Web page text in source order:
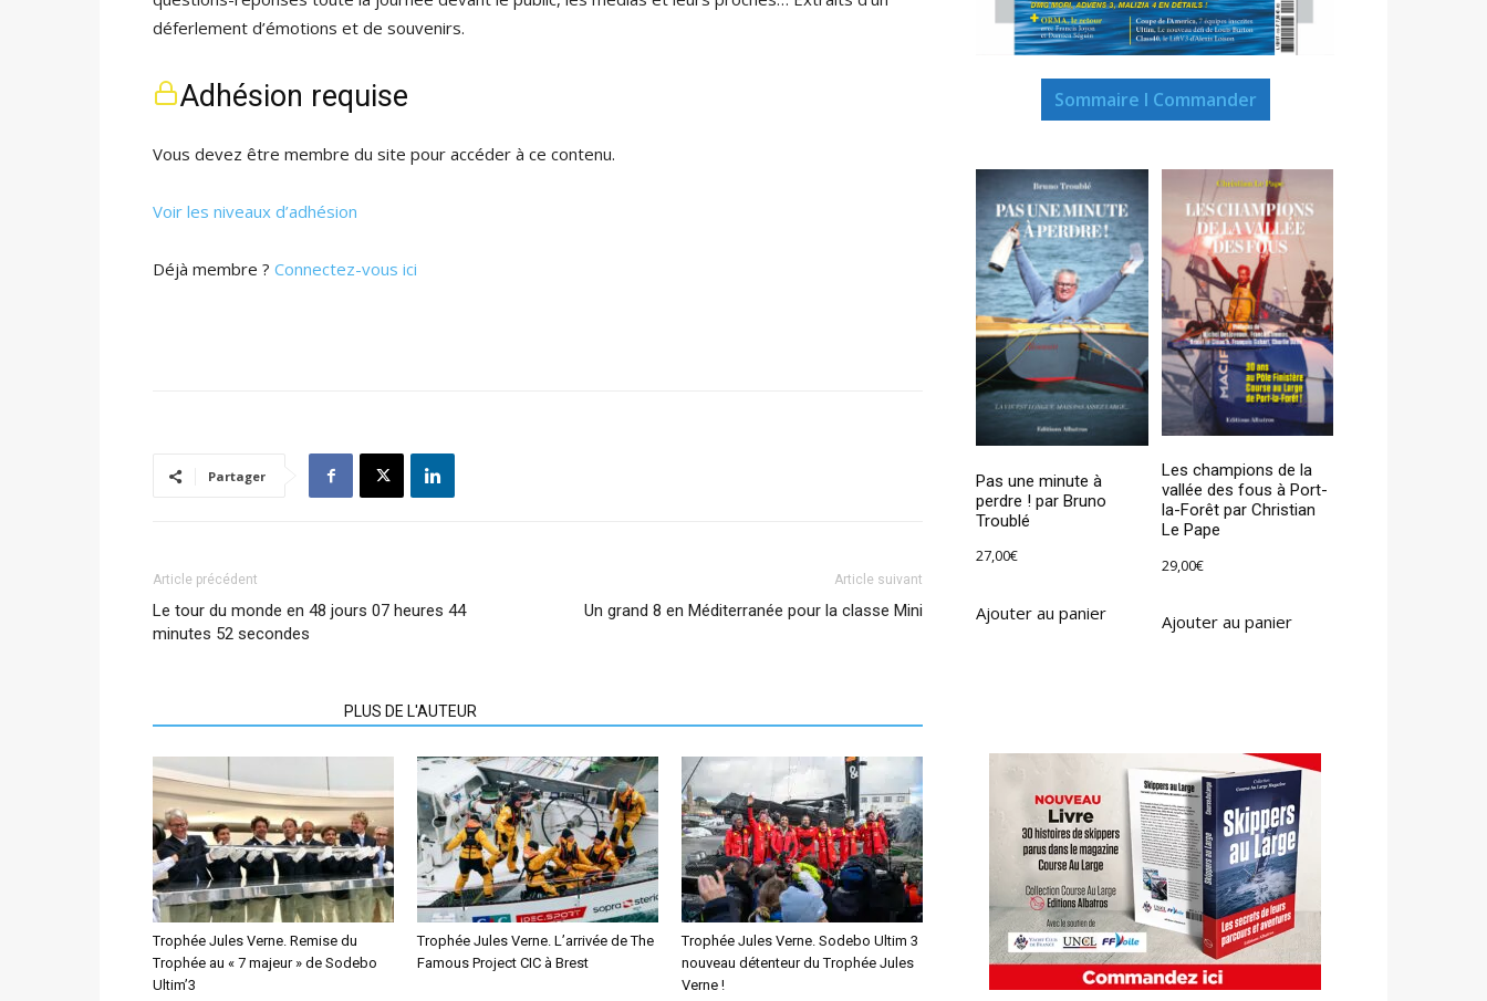
déferlement d’émotions et de souvenirs.
Adhésion requise
Vous devez être membre du site pour accéder à ce contenu.
Voir les niveaux d’adhésion
Déjà membre ? Connectez-vous ici
Partager
Article précédent
Le tour du monde en 48 jours 07 heures 44
minutes 52 secondes
Article suivant
Un grand 8 en Méditerranée pour la classe Mini
PLUS DE L'AUTEUR
Trophée Jules Verne. Remise du
Trophée au « 7 majeur » de Sodebo
Ultim’3
Trophée Jules Verne. L’arrivée de The
Famous Project CIC à Brest
Trophée Jules Verne. Sodebo Ultim 3
nouveau détenteur du Trophée Jules
Verne !
Sommaire I Commander
Pas une minute à
perdre ! par Bruno
Troublé
27,00€
Ajouter au panier
Les champions de la
vallée des fous à Port-
la-Forêt par Christian
Le Pape
29,00€
Ajouter au panier